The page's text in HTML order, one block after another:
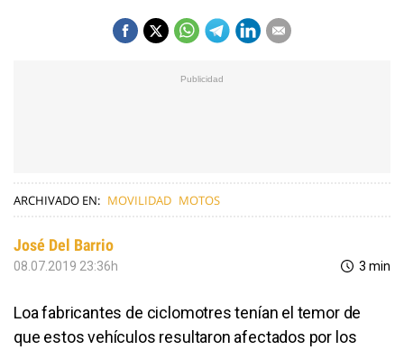
ARCHIVADO EN: MOVILIDAD MOTOS
José Del Barrio
08.07.2019 23:36h 3 min
Loa fabricantes de ciclomotres tenían el temor de
que estos vehículos resultaron afectados por los